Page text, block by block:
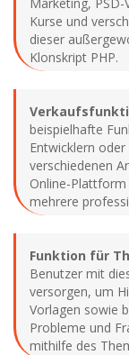
Kurse und
dieser
Klonskript PHP.
beispielhafte
Entwicklern
verschiedenen
Online-
mehrere
Funktion für
Benutzer mit
versorgen, um
Vorlagen sowie
Probleme und
mithilfe des